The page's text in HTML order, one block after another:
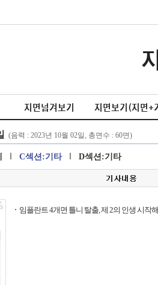
지면넘겨보기 지면보기(지면+
C섹션:기타 D섹션:기타
임플란트 4개면 틀니 탈출, 제 2의 인생 시작